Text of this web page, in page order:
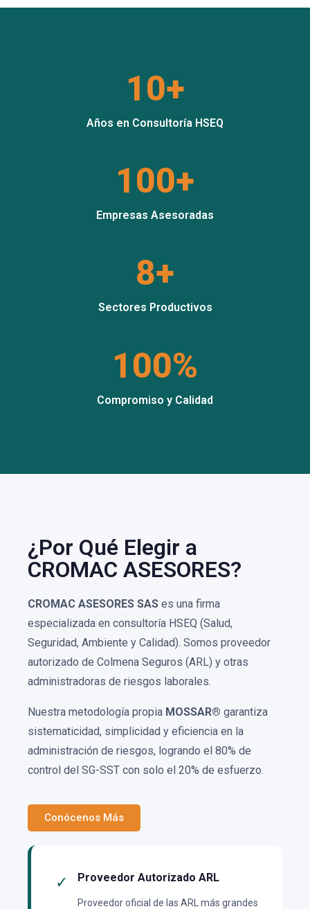
10+
Años en Consultoría HSEQ
100+
Empresas Asesoradas
8+
Sectores Productivos
100%
Compromiso y Calidad
¿Por Qué Elegir a
CROMAC ASESORES?
CROMAC ASESORES SAS es una firma
especializada en consultoría HSEQ (Salud,
Seguridad, Ambiente y Calidad). Somos proveedor
autorizado de Colmena Seguros (ARL) y otras
administradoras de riesgos laborales.
Nuestra metodología propia MOSSAR® garantiza
sistematicidad, simplicidad y eficiencia en la
administración de riesgos, logrando el 80% de
control del SG-SST con solo el 20% de esfuerzo.
Conócenos Más
✓ Proveedor Autorizado ARL
Proveedor oficial de las ARL más grandes